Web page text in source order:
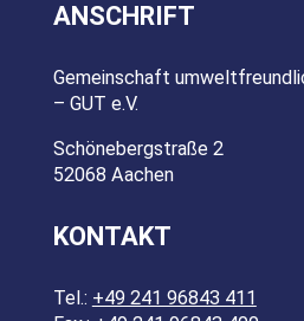
ANSCHRIFT
Gemeinschaft
– GUT e.V.
Schönebergstraße 2
52068 Aachen
KONTAKT
Tel.: +49 241 96843 411